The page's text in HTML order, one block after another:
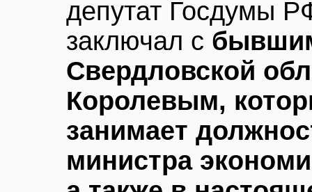
депутат Госдумы
заключал с
Свердловской
Королевым,
занимает
министра